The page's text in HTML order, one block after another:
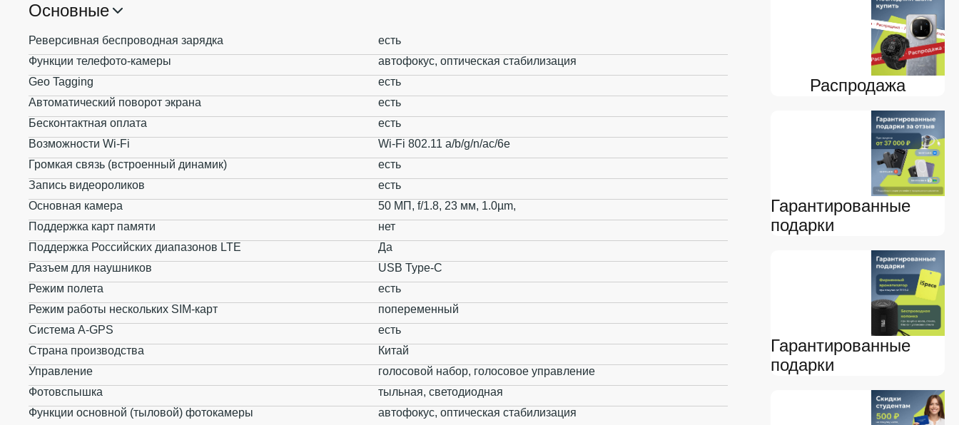
Распродажа
Гарантированные
подарки
Гарантированные
подарки
Основные
Реверсивная беспроводная зарядка
есть
Функции телефото-камеры
автофокус, оптическая стабилизация
Geo Tagging
есть
Автоматический поворот экрана
есть
Бесконтактная оплата
есть
Возможности Wi-Fi
Wi-Fi 802.11 a/b/g/n/ac/6e
Громкая связь (встроенный динамик)
есть
Запись видеороликов
есть
Основная камера
50 МП, f/1.8, 23 мм, 1.0µm,
Поддержка карт памяти
нет
Поддержка Российских диапазонов LTE
Да
Разъем для наушников
USB Type-C
Режим полета
есть
Режим работы нескольких SIM-карт
попеременный
Система A-GPS
есть
Страна производства
Китай
Управление
голосовой набор, голосовое управление
Фотовспышка
тыльная, светодиодная
Функции основной (тыловой) фотокамеры
автофокус, оптическая стабилизация